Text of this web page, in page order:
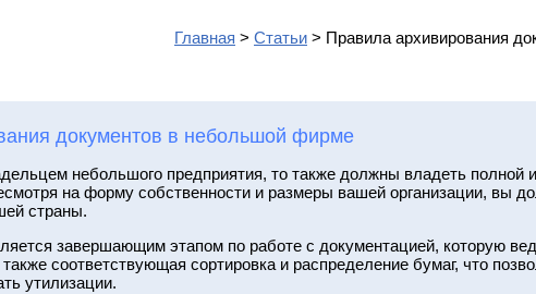
Главная > Статьи > Правила архивирования
документов в небольшой фирме
небольшого предприятия, то также должны владеть
на форму собственности и размеры вашей организации, вы
страны.
завершающим этапом по работе с документацией, которую
также соответствующая сортировка и распределение бумаг, что
утилизации.